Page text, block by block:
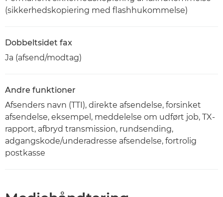
(sikkerhedskopiering med flashhukommelse)
Dobbeltsidet fax
Ja (afsend/modtag)
Andre funktioner
Afsenders navn (TTI), direkte afsendelse, forsinket
afsendelse, eksempel, meddelelse om udført job, TX-
rapport, afbryd transmission, rundsending,
adgangskode/underadresse afsendelse, fortrolig
postkasse